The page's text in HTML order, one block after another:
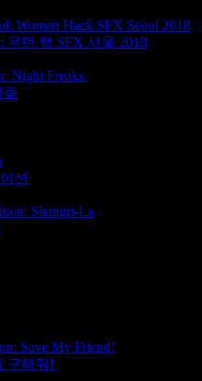
Women Hack SFX Seoul 2018
먼 핵 SFX 서울 2018
Night Freaks
들
션
Shangri-La
Save My Friend!
구해줘!